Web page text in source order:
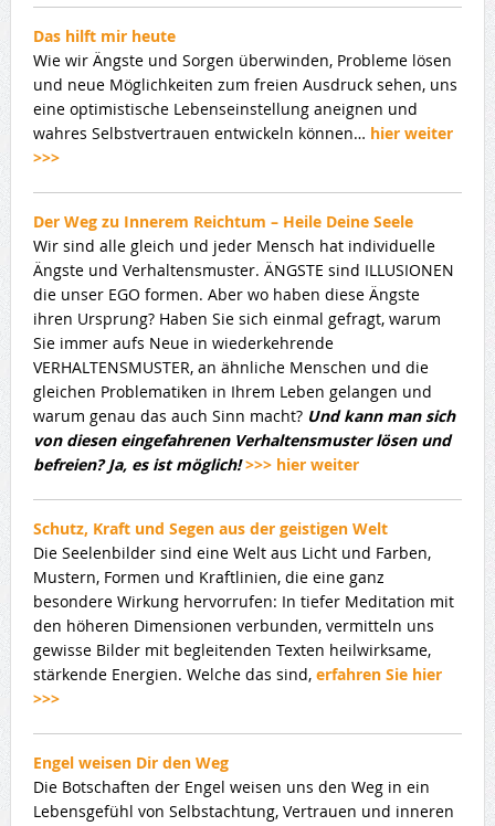
Das hilft mir heute
Wie wir Ängste und Sorgen überwinden, Probleme lösen
und neue Möglichkeiten zum freien Ausdruck sehen, uns
eine optimistische Lebenseinstellung aneignen und
wahres Selbstvertrauen entwickeln können… hier weiter
>>>
Der Weg zu Innerem Reichtum – Heile Deine Seele
Wir sind alle gleich und jeder Mensch hat individuelle
Ängste und Verhaltensmuster. ÄNGSTE sind ILLUSIONEN
die unser EGO formen. Aber wo haben diese Ängste
ihren Ursprung? Haben Sie sich einmal gefragt, warum
Sie immer aufs Neue in wiederkehrende
VERHALTENSMUSTER, an ähnliche Menschen und die
gleichen Problematiken in Ihrem Leben gelangen und
warum genau das auch Sinn macht? Und kann man sich
von diesen eingefahrenen Verhaltensmuster lösen und
befreien? Ja, es ist möglich!>>> hier weiter
Schutz, Kraft und Segen aus der geistigen Welt
Die Seelenbilder sind eine Welt aus Licht und Farben,
Mustern, Formen und Kraftlinien, die eine ganz
besondere Wirkung hervorrufen: In tiefer Meditation mit
den höheren Dimensionen verbunden, vermitteln uns
gewisse Bilder mit begleitenden Texten heilwirksame,
stärkende Energien. Welche das sind, erfahren Sie hier
>>>
Engel weisen Dir den Weg
Die Botschaften der Engel weisen uns den Weg in ein
Lebensgefühl von Selbstachtung, Vertrauen und inneren